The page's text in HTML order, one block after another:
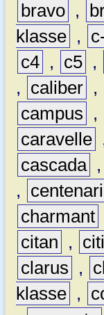
bravo ,
klasse ,
c4 , c5 ,
,
caliber ,
campus
,
caravelle
cascada ,
,
charmant
citan
,
clarus
,
klasse ,